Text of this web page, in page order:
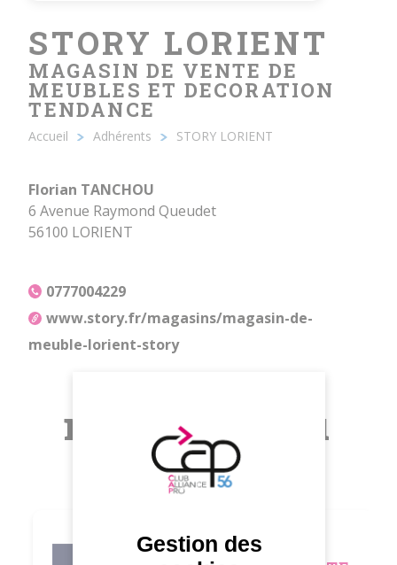
STORY LORIENT
MAGASIN DE VENTE DE
MEUBLES ET DECORATION
TENDANCE
Fil
Accueil Adhérents STORY LORIENT
Florian TANCHOU
6 Avenue Raymond Queudet
56100 LORIENT
0777004229
www.story.fr/magasins/magasin-de-
meuble-lorient-story
membres du
CAP 56
KLEITZ
Gestion des